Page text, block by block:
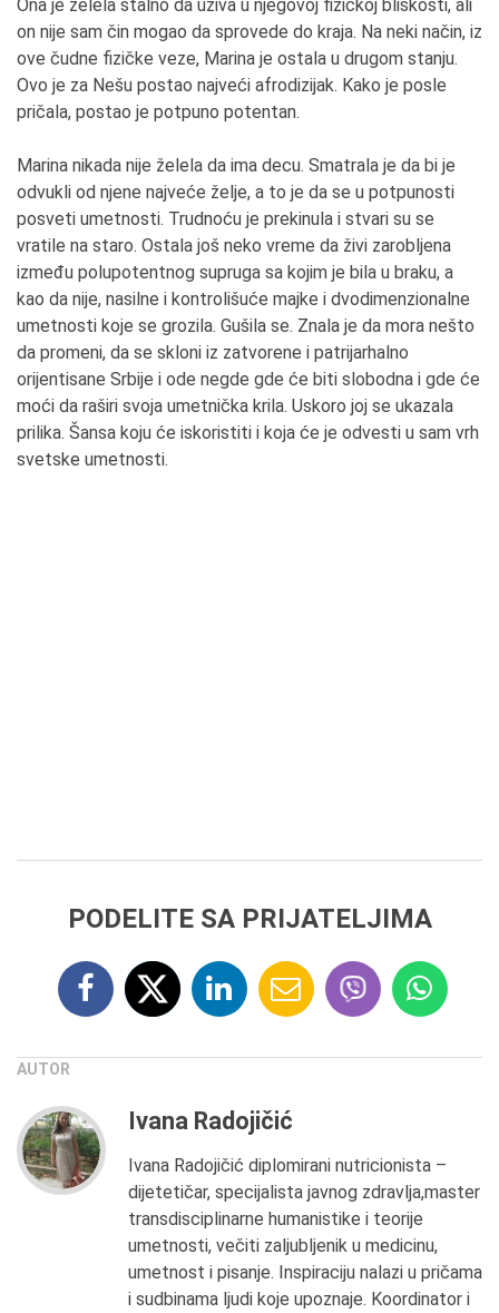
Ona je želela stalno da uživa u njegovoj fizičkoj bliskosti, ali
on nije sam čin mogao da sprovede do kraja. Na neki način, iz
ove čudne fizičke veze, Marina je ostala u drugom stanju.
Ovo je za Nešu postao najveći afrodizijak. Kako je posle
pričala, postao je potpuno potentan.
Marina nikada nije želela da ima decu. Smatrala je da bi je
odvukli od njene najveće želje, a to je da se u potpunosti
posveti umetnosti. Trudnoću je prekinula i stvari su se
vratile na staro. Ostala još neko vreme da živi zarobljena
između polupotentnog supruga sa kojim je bila u braku, a
kao da nije, nasilne i kontrolišuće majke i dvodimenzionalne
umetnosti koje se grozila. Gušila se. Znala je da mora nešto
da promeni, da se skloni iz zatvorene i patrijarhalno
orijentisane Srbije i ode negde gde će biti slobodna i gde će
moći da raširi svoja umetnička krila. Uskoro joj se ukazala
prilika. Šansa koju će iskoristiti i koja će je odvesti u sam vrh
svetske umetnosti.
PODELITE SA PRIJATELJIMA
AUTOR
Ivana Radojičić
Ivana Radojičić diplomirani nutricionista –
dijetetičar, specijalista javnog zdravlja,master
transdisciplinarne humanistike i teorije
umetnosti, večiti zaljubljenik u medicinu,
umetnost i pisanje. Inspiraciju nalazi u pričama
i sudbinama ljudi koje upoznaje. Koordinator i